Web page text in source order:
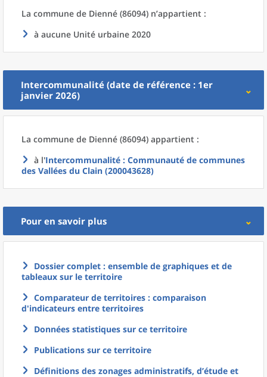
La commune de Dienné (86094) n’appartient :
à aucune Unité urbaine 2020
Intercommunalité (date de référence : 1er
janvier 2026)
La commune de Dienné (86094) appartient :
à l'Intercommunalité : Communauté de communes
des Vallées du Clain (200043628)
Pour en savoir plus
Dossier complet : ensemble de graphiques et de
tableaux sur le territoire
Comparateur de territoires : comparaison
d'indicateurs entre territoires
Données statistiques sur ce territoire
Publications sur ce territoire
Définitions des zonages administratifs, d’étude et